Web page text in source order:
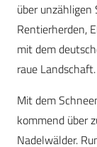
über
Rentierherden,
mit dem
raue Landschaft.
Mit dem
kommend über
Nadelwälder.